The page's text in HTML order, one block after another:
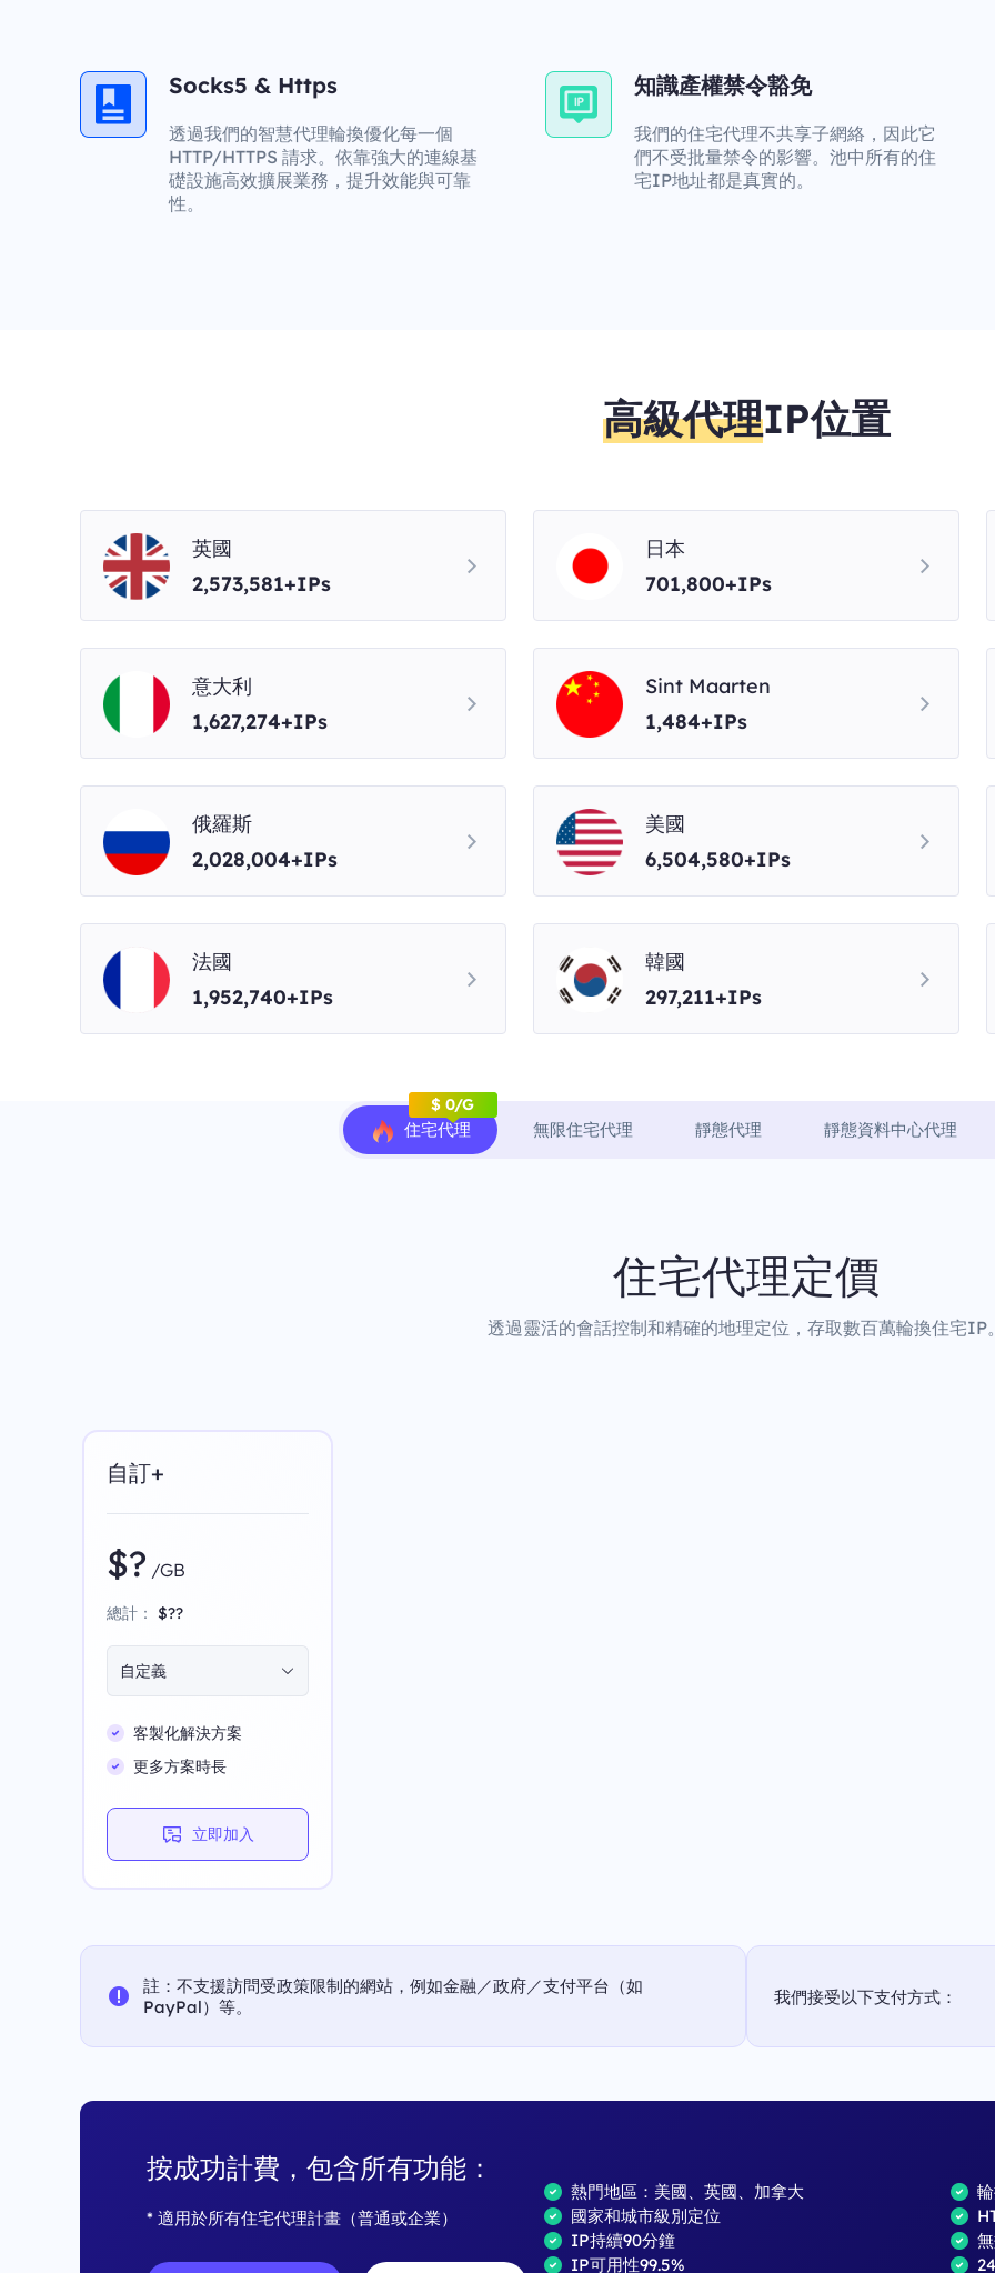
Socks5 & Https
透過我們的智慧代理輪換優化每一個
HTTP/HTTPS 請求。依靠強大的連線基
礎設施高效擴展業務，提升效能與可靠
性。
知識產權禁令豁免
我們的住宅代理不共享子網絡，因此它
們不受批量禁令的影響。池中所有的住
宅IP地址都是真實的。
高級代理IP位置
英國
2,573,581+IPs
日本
701,800+IPs
意大利
1,627,274+IPs
Sint Maarten
1,484+IPs
俄羅斯
2,028,004+IPs
美國
6,504,580+IPs
法國
1,952,740+IPs
韓國
297,211+IPs
住宅代理
$ 0/G
無限住宅代理 靜態代理 靜態資料中心代理
住宅代理定價
透過靈活的會話控制和精確的地理定位，存取數百萬輪換住宅IP
自訂+
$? /GB
總計： $??
自定義
客製化解決方案
更多方案時長
立即加入
註：不支援訪問受政策限制的網站，例如金融／政府／支付平台（如
PayPal）等。
我們接受以下支付方式：
按成功計費，包含所有功能：
* 適用於所有住宅代理計畫（普通或企業）
熱門地區：美國、英國、加拿大
國家和城市級別定位
IP持續90分鐘
IP可用性99.5%